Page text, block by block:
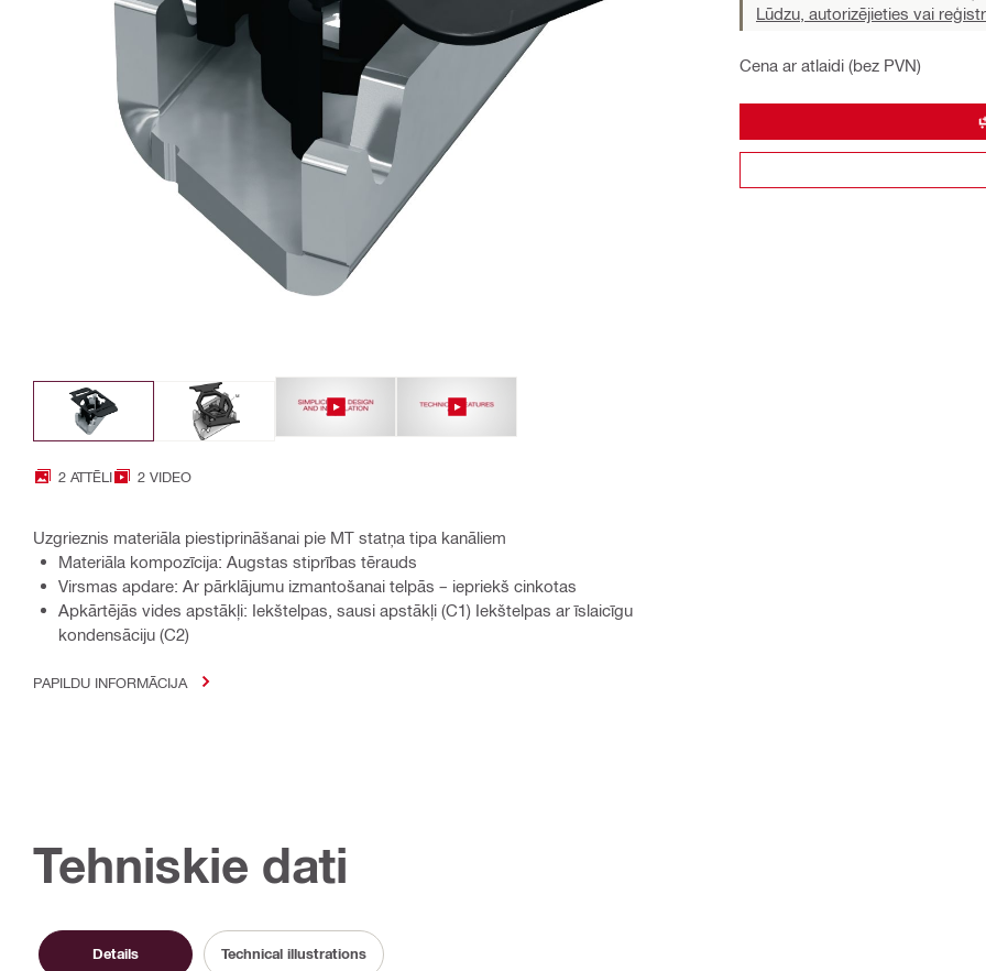
2 ATTĒLI 2 VIDEO
Uzgrieznis materiāla piestiprināšanai pie MT statņa tipa kanāliem
Materiāla kompozīcija: Augstas stiprības tērauds
Virsmas apdare: Ar pārklājumu izmantošanai telpās – iepriekš cinkotas
Apkārtējās vides apstākļi: Iekštelpas, sausi apstākļi (C1) Iekštelpas ar īslaicīgu
kondensāciju (C2)
PAPILDU INFORMĀCIJA
Lūdzu, autorizējieties vai
Cena ar atlaidi (bez PVN)
Tehniskie dati
Details Technical illustrations